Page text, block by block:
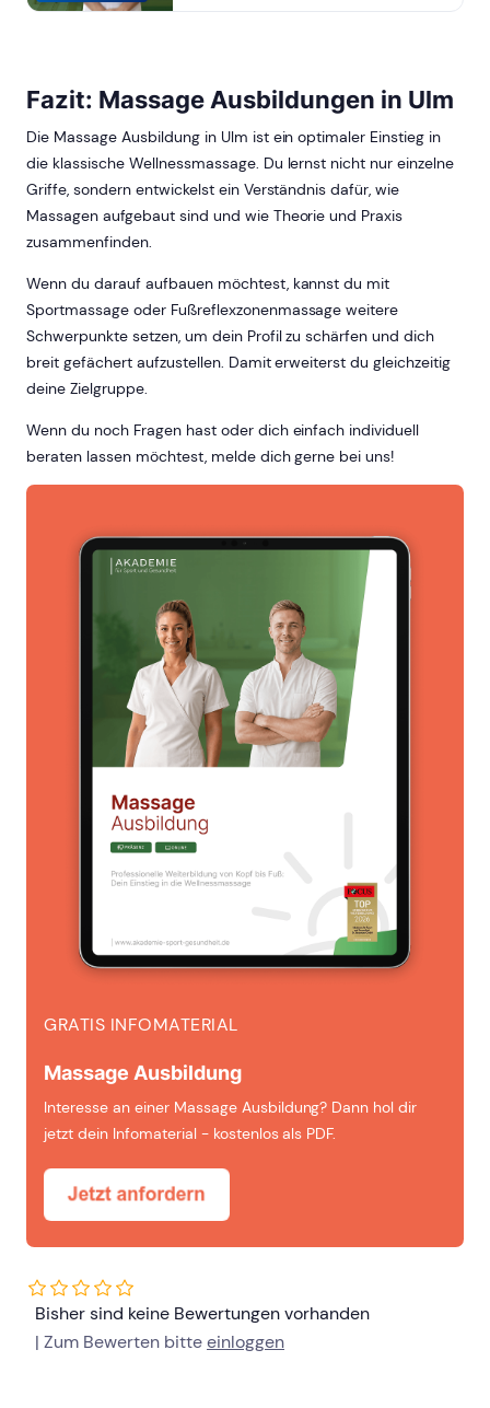
Fazit: Massage Ausbildungen in Ulm
Die Massage Ausbildung in Ulm ist ein optimaler Einstieg in
die klassische Wellnessmassage. Du lernst nicht nur einzelne
Griffe, sondern entwickelst ein Verständnis dafür, wie
Massagen aufgebaut sind und wie Theorie und Praxis
zusammenfinden.
Wenn du darauf aufbauen möchtest, kannst du mit
Sportmassage oder Fußreflexzonenmassage weitere
Schwerpunkte setzen, um dein Profil zu schärfen und dich
breit gefächert aufzustellen. Damit erweiterst du gleichzeitig
deine Zielgruppe.
Wenn du noch Fragen hast oder dich einfach individuell
beraten lassen möchtest, melde dich gerne bei uns!
GRATIS INFOMATERIAL
Massage Ausbildung
Interesse an einer Massage Ausbildung? Dann hol dir
jetzt dein Infomaterial - kostenlos als PDF.
Bisher sind keine Bewertungen vorhanden
| Zum Bewerten bitteeinloggen